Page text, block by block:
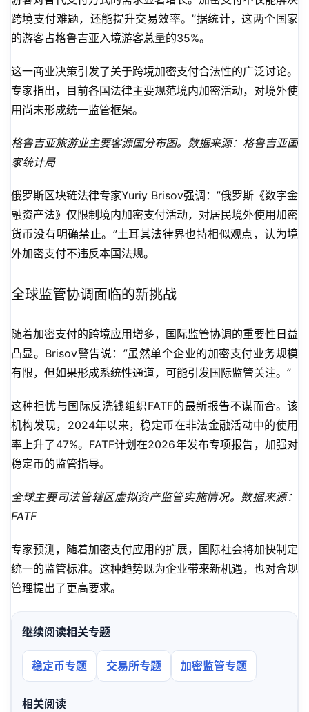
跨境支付难题，还能提升交易效率。”据统计，这两个国家
的游客占格鲁吉亚入境游客总量的35%。
这一商业决策引发了关于跨境加密支付合法性的广泛讨论。
专家指出，目前各国法律主要规范境内加密活动，对境外使
用尚未形成统一监管框架。
格鲁吉亚旅游业主要客源国分布图。数据来源：格鲁吉亚国
家统计局
俄罗斯区块链法律专家Yuriy Brisov强调：”俄罗斯《数字金
融资产法》仅限制境内加密支付活动，对居民境外使用加密
货币没有明确禁止。”土耳其法律界也持相似观点，认为境
外加密支付不违反本国法规。
全球监管协调面临的新挑战
随着加密支付的跨境应用增多，国际监管协调的重要性日益
凸显。Brisov警告说：”虽然单个企业的加密支付业务规模
有限，但如果形成系统性通道，可能引发国际监管关注。”
这种担忧与国际反洗钱组织FATF的最新报告不谋而合。该
机构发现，2024年以来，稳定币在非法金融活动中的使用
率上升了47%。FATF计划在2026年发布专项报告，加强对
稳定币的监管指导。
全球主要司法管辖区虚拟资产监管实施情况。数据来源：
FATF
专家预测，随着加密支付应用的扩展，国际社会将加快制定
统一的监管标准。这种趋势既为企业带来新机遇，也对合规
管理提出了更高要求。
继续阅读相关专题
稳定币专题 交易所专题 加密监管专题
相关阅读